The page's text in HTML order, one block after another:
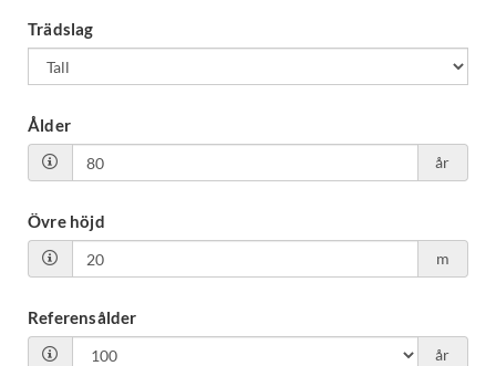
Trädslag
Ålder
år
Övre höjd
m
Referensålder
år